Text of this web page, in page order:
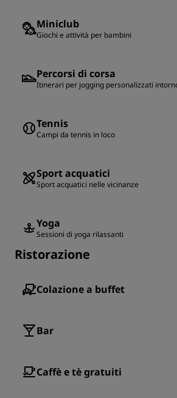
Miniclub
Giochi e attività per bambini
Percorsi di corsa
Itinerari per jogging personalizzati
Tennis
Campi da tennis in loco
Sport acquatici
Sport acquatici nelle vicinanze
Yoga
Sessioni di yoga rilassanti
Ristorazione
Colazione a buffet
Bar
Caffè e tè gratuiti